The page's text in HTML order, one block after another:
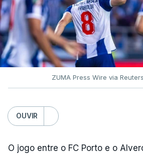
ZUMA Press Wire via
OUVIR
O jogo entre o FC Porto e o